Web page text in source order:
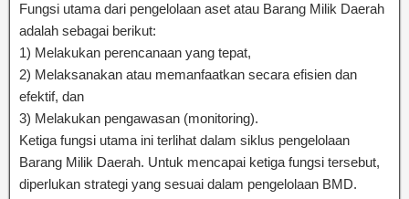
Fungsi utama dari pengelolaan aset atau Barang Milik Daerah
adalah sebagai berikut:
1) Melakukan perencanaan yang tepat,
2) Melaksanakan atau memanfaatkan secara efisien dan
efektif, dan
3) Melakukan pengawasan (monitoring).
Ketiga fungsi utama ini terlihat dalam siklus pengelolaan
Barang Milik Daerah. Untuk mencapai ketiga fungsi tersebut,
diperlukan strategi yang sesuai dalam pengelolaan BMD.